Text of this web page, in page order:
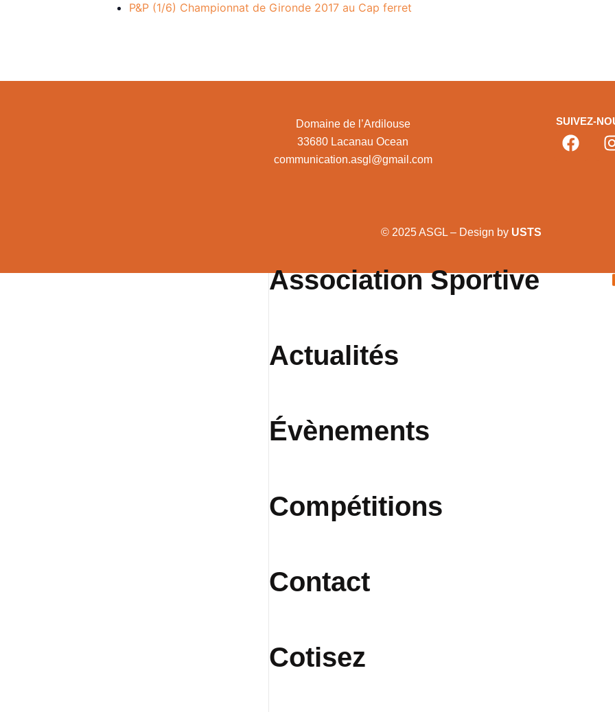
P&P (1/6) Championnat de Gironde 2017 au Cap ferret
Domaine de l’Ardilouse
33680 Lacanau Ocean
communication.asgl@gmail.com
SUIVEZ-
© 2025 ASGL – Design by USTS
Association Sportive
Actualités
Évènements
Compétitions
Contact
Cotisez